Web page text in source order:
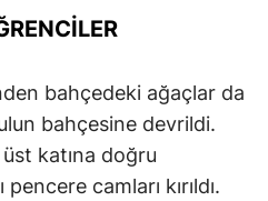
bahçedeki ağaçlar da
bahçesine devrildi.
katına doğru
camları kırıldı.